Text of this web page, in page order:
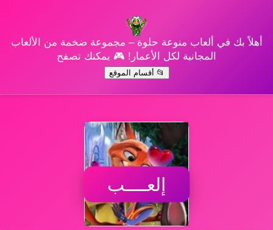
أهلاً بك في ألعاب منوعة حلوة – مجموعة ضخمة من الألعاب
المجانية لكل الأعمار! 🎮 يمكنك تصفح
📂 أقسام الموقع
إلعــــب